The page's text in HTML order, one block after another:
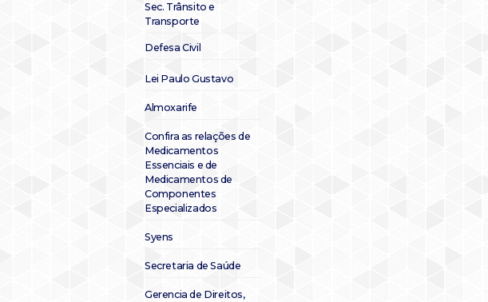
Sec. Trânsito e
Transporte
Defesa Civil
Lei Paulo Gustavo
Almoxarife
Confira as relações de
Medicamentos
Essenciais e de
Medicamentos de
Componentes
Especializados
Syens
Secretaria de Saúde
Gerencia de Direitos,